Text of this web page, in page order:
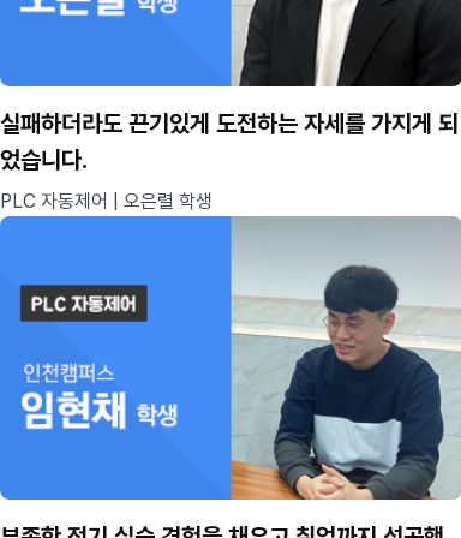
실패하더라도 끈기있게 도전하는 자세를 가지게 되
었습니다.
PLC 자동제어 | 오은렬 학생